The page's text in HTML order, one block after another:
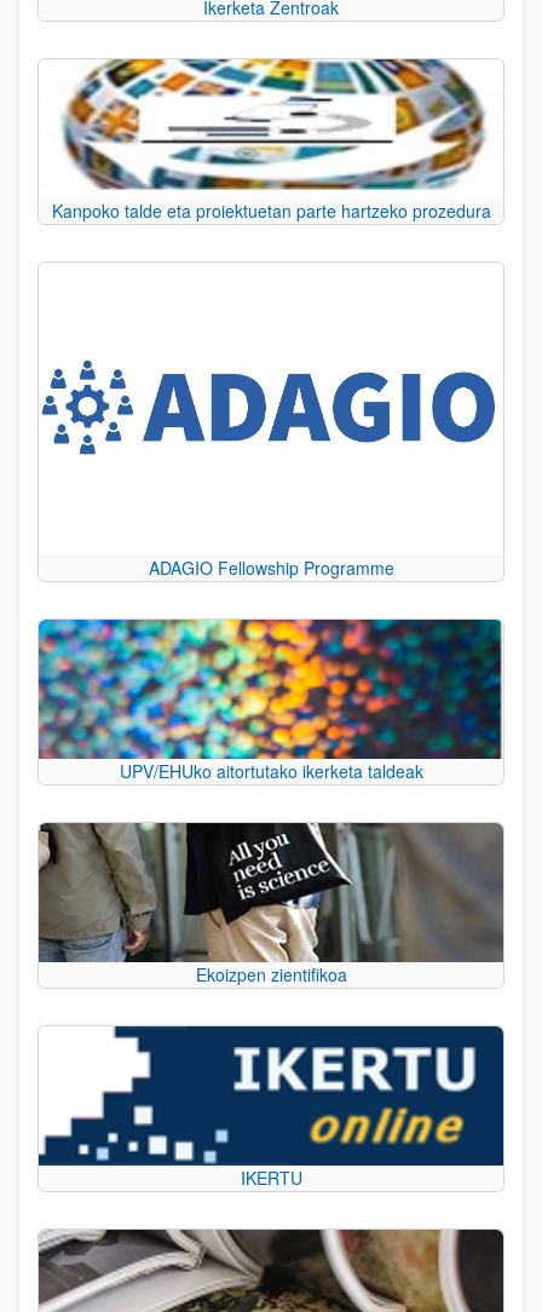
Ikerketa Zentroak
Kanpoko talde eta proiektuetan parte hartzeko prozedura
ADAGIO Fellowship Programme
UPV/EHUko aitortutako ikerketa taldeak
Ekoizpen zientifikoa
IKERTU